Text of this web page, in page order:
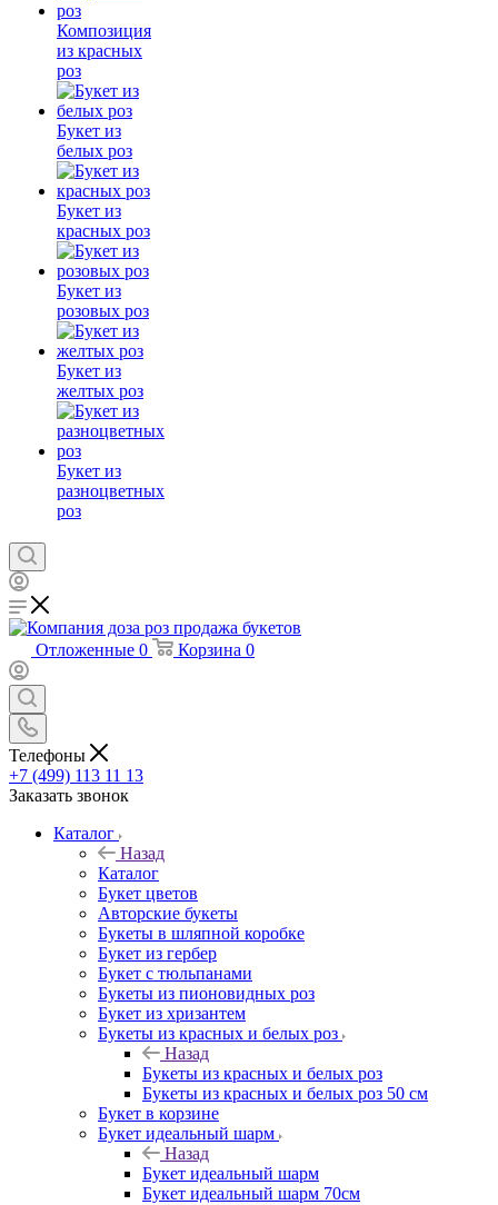
Композиция
из красных
роз
Букет из
белых роз
Букет из
красных роз
Букет из
розовых роз
Букет из
желтых роз
Букет из
разноцветных
роз
Отложенные 0 Корзина 0
Телефоны
+7 (499) 113 11 13
Заказать звонок
Каталог
Назад
Каталог
Букет цветов
Авторские букеты
Букеты в шляпной коробке
Букет из гербер
Букет с тюльпанами
Букеты из пионовидных роз
Букет из хризантем
Букеты из красных и белых роз
Назад
Букеты из красных и белых роз
Букеты из красных и белых роз 50 см
Букет в корзине
Букет идеальный шарм
Назад
Букет идеальный шарм
Букет идеальный шарм 70см